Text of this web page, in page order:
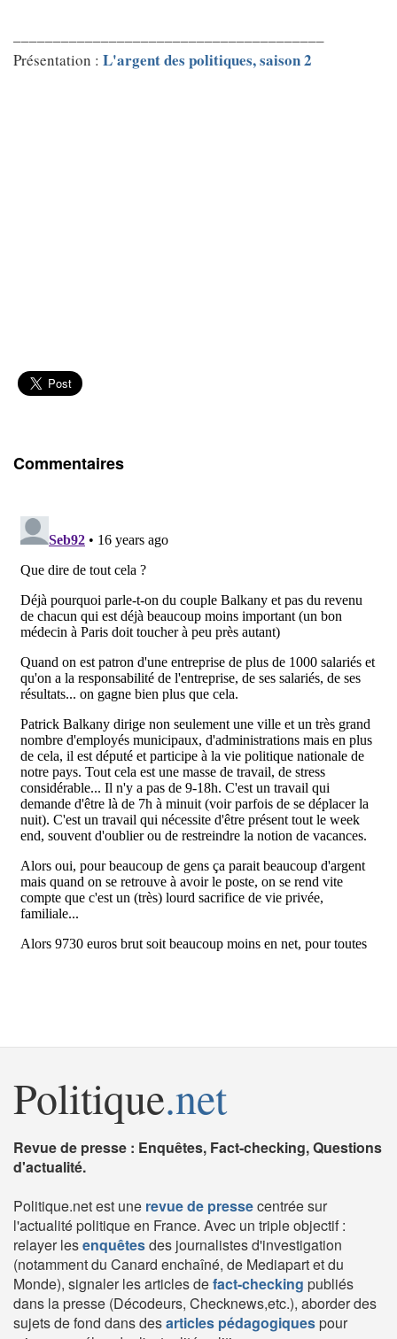
Présentation : L'argent des politiques, saison 2
Commentaires
Politique.net
Revue de presse : Enquêtes, Fact-checking, Questions
d'actualité.
Politique.net est une revue de pressecentrée sur
l'actualité politique en France. Avec un triple objectif :
relayer lesenquêtesdes journalistes d'investigation
(notamment du Canard enchaîné, de Mediapart et du
Monde), signaler les articles defact-checking publiés
dans la presse (Décodeurs, Checknews,etc.), aborder des
sujets de fond dans desarticles pédagogiquespour